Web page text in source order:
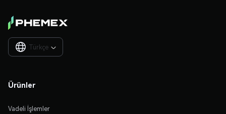
Türkçe 
Ürünler
Vadeli İşlemler